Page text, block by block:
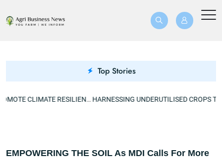
Top Stories
US$40.8M BREFOLES PROJECT TO PROMOTE CLIMATE RESILIENCE
EMPOWERING THE SOIL As MDI Calls For More